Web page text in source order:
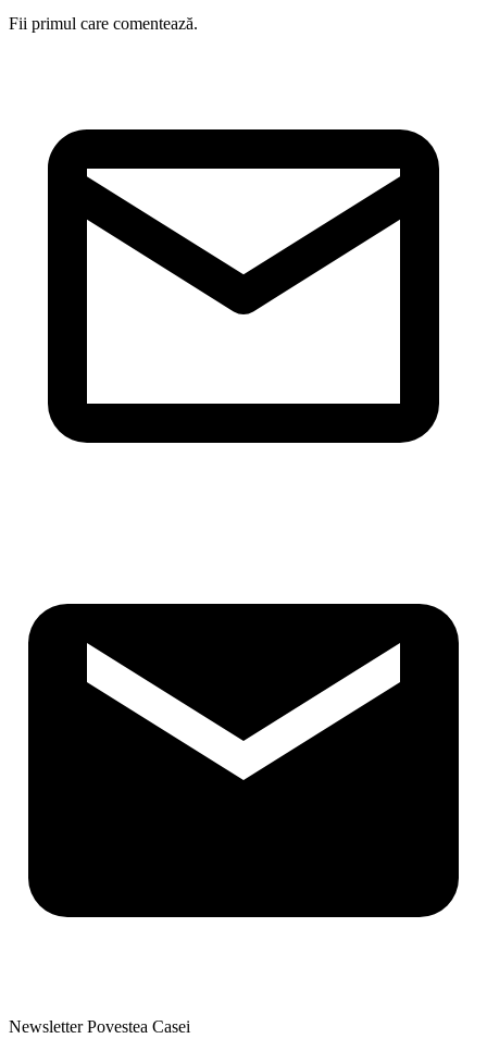
Fii primul care comentează.
Newsletter Povestea Casei